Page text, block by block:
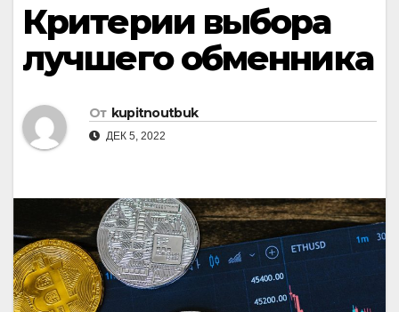
Критерии выбора
лучшего обменника
От kupitnoutbuk
ДЕК 5, 2022